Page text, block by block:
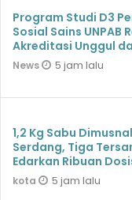
Program Studi D3
Sosial Sains UNPAB
Akreditasi Unggul
News 5 jam lalu
1,2 Kg Sabu
Serdang, Tiga
Edarkan Ribuan
kota 5 jam lalu